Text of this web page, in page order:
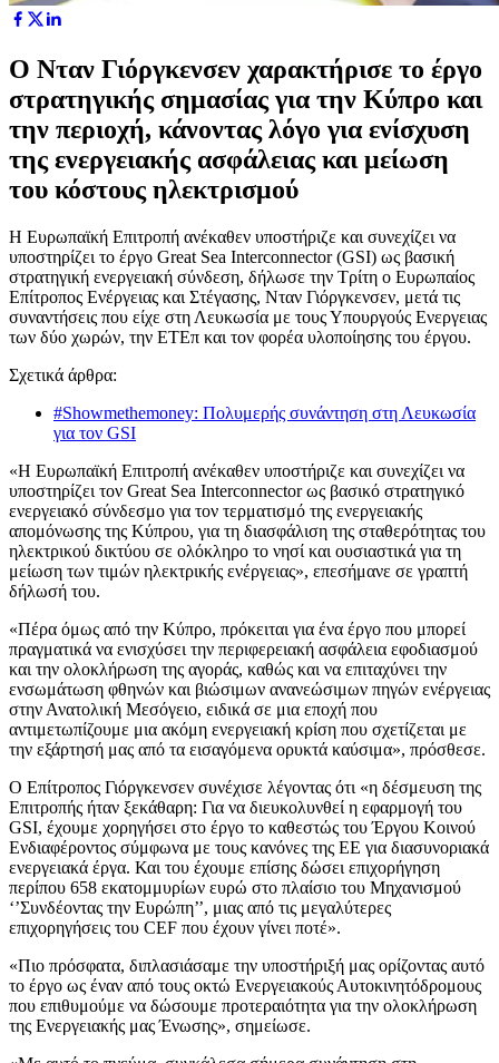
Ο Νταν Γιόργκενσεν χαρακτήρισε το έργο
στρατηγικής σημασίας για την Κύπρο και
την περιοχή, κάνοντας λόγο για ενίσχυση
της ενεργειακής ασφάλειας και μείωση
του κόστους ηλεκτρισμού
Η Ευρωπαϊκή Επιτροπή ανέκαθεν υποστήριζε και συνεχίζει να
υποστηρίζει το έργο Great Sea Interconnector (GSI) ως βασική
στρατηγική ενεργειακή σύνδεση, δήλωσε την Τρίτη ο Ευρωπαίος
Επίτροπος Ενέργειας και Στέγασης, Νταν Γιόργκενσεν, μετά τις
συναντήσεις που είχε στη Λευκωσία με τους Υπουργούς Ενεργειας
των δύο χωρών, την ΕΤΕπ και τον φορέα υλοποίησης του έργου.
Σχετικά άρθρα:
#Showmethemoney: Πολυμερής συνάντηση στη Λευκωσία
για τον GSI
«Η Ευρωπαϊκή Επιτροπή ανέκαθεν υποστήριζε και συνεχίζει να
υποστηρίζει τον Great Sea Interconnector ως βασικό στρατηγικό
ενεργειακό σύνδεσμο για τον τερματισμό της ενεργειακής
απομόνωσης της Κύπρου, για τη διασφάλιση της σταθερότητας του
ηλεκτρικού δικτύου σε ολόκληρο το νησί και ουσιαστικά για τη
μείωση των τιμών ηλεκτρικής ενέργειας», επεσήμανε σε γραπτή
δήλωσή του.
«Πέρα όμως από την Κύπρο, πρόκειται για ένα έργο που μπορεί
πραγματικά να ενισχύσει την περιφερειακή ασφάλεια εφοδιασμού
και την ολοκλήρωση της αγοράς, καθώς και να επιταχύνει την
ενσωμάτωση φθηνών και βιώσιμων ανανεώσιμων πηγών ενέργειας
στην Ανατολική Μεσόγειο, ειδικά σε μια εποχή που
αντιμετωπίζουμε μια ακόμη ενεργειακή κρίση που σχετίζεται με
την εξάρτησή μας από τα εισαγόμενα ορυκτά καύσιμα», πρόσθεσε.
Ο Επίτροπος Γιόργκενσεν συνέχισε λέγοντας ότι «η δέσμευση της
Επιτροπής ήταν ξεκάθαρη: Για να διευκολυνθεί η εφαρμογή του
GSI, έχουμε χορηγήσει στο έργο το καθεστώς του Έργου Κοινού
Ενδιαφέροντος σύμφωνα με τους κανόνες της ΕΕ για διασυνοριακά
ενεργειακά έργα. Και του έχουμε επίσης δώσει επιχορήγηση
περίπου 658 εκατομμυρίων ευρώ στο πλαίσιο του Μηχανισμού
‘’Συνδέοντας την Ευρώπη’’, μιας από τις μεγαλύτερες
επιχορηγήσεις του CEF που έχουν γίνει ποτέ».
«Πιο πρόσφατα, διπλασιάσαμε την υποστήριξή μας ορίζοντας αυτό
το έργο ως έναν από τους οκτώ Ενεργειακούς Αυτοκινητόδρομους
που επιθυμούμε να δώσουμε προτεραιότητα για την ολοκλήρωση
της Ενεργειακής μας Ένωσης», σημείωσε.